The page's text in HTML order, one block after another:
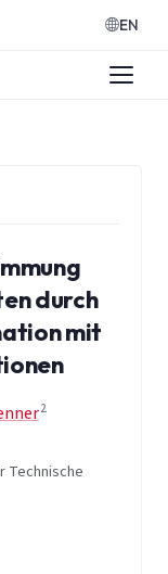
EN
durch
mit
2
Technische